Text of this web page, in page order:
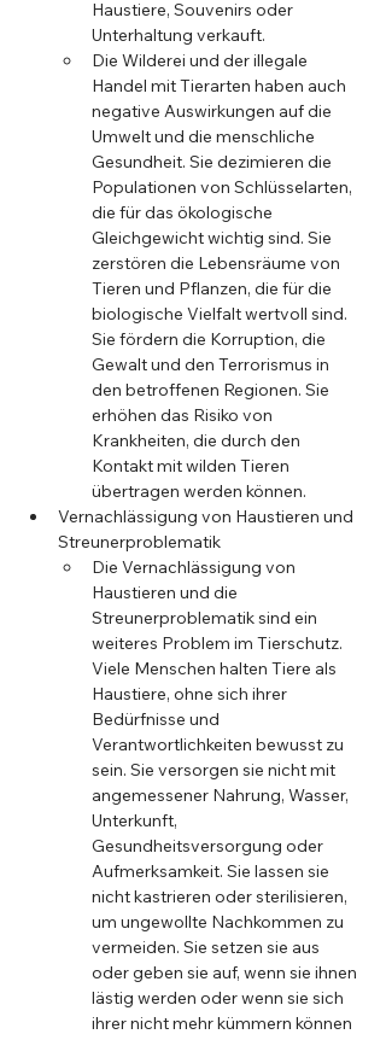
Haustiere, Souvenirs oder
Unterhaltung verkauft.
Die Wilderei und der illegale
Handel mit Tierarten haben auch
negative Auswirkungen auf die
Umwelt und die menschliche
Gesundheit. Sie dezimieren die
Populationen von Schlüsselarten,
die für das ökologische
Gleichgewicht wichtig sind. Sie
zerstören die Lebensräume von
Tieren und Pflanzen, die für die
biologische Vielfalt wertvoll sind.
Sie fördern die Korruption, die
Gewalt und den Terrorismus in
den betroffenen Regionen. Sie
erhöhen das Risiko von
Krankheiten, die durch den
Kontakt mit wilden Tieren
übertragen werden können.
Vernachlässigung von Haustieren und
Streunerproblematik
Die Vernachlässigung von
Haustieren und die
Streunerproblematik sind ein
weiteres Problem im Tierschutz.
Viele Menschen halten Tiere als
Haustiere, ohne sich ihrer
Bedürfnisse und
Verantwortlichkeiten bewusst zu
sein. Sie versorgen sie nicht mit
angemessener Nahrung, Wasser,
Unterkunft,
Gesundheitsversorgung oder
Aufmerksamkeit. Sie lassen sie
nicht kastrieren oder sterilisieren,
um ungewollte Nachkommen zu
vermeiden. Sie setzen sie aus
oder geben sie auf, wenn sie ihnen
lästig werden oder wenn sie sich
ihrer nicht mehr kümmern können